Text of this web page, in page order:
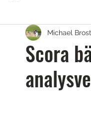
Golfskor Putters
Fairway, Hybrider &
Scora
Michael